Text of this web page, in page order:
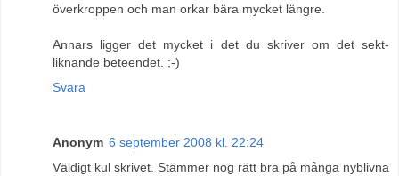
överkroppen och man orkar bära mycket längre.
Annars ligger det mycket i det du skriver om det sekt-
liknande beteendet. ;-)
Svara
Anonym 6 september 2008 kl. 22:24
Väldigt kul skrivet. Stämmer nog rätt bra på många nyblivna